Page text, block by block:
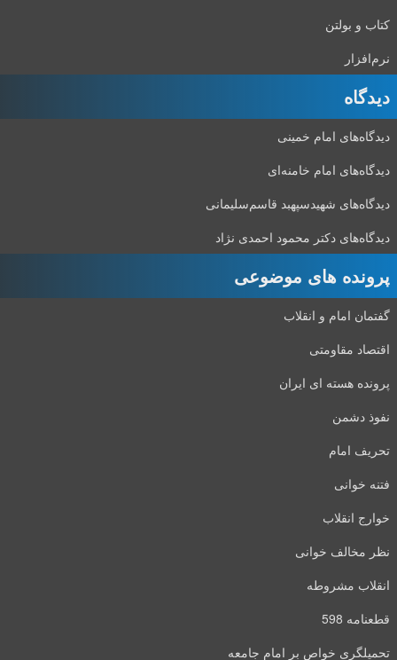
کتاب و بولتن
نرم‌افزار
دیدگاه‌
دیدگاه‌های امام خمینی
دیدگاه‌های امام خامنه‌ای
دیدگاه‌های شهید‌سپهبد قاسم‌سلیمانی
دیدگاه‌های دکتر محمود احمدی نژاد
پرونده های موضوعی
گفتمان امام و انقلاب
اقتصاد مقاومتی
پرونده هسته ای ایران
نفوذ دشمن
تحریف امام
فتنه خوانی
خوارج انقلاب
نظر مخالف خوانی
انقلاب مشروطه
قطعنامه 598
تحمیلگری خواص بر امام جامعه